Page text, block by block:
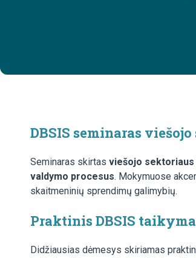
DBSIS seminaras
Seminaras skirtas viešojo
valdymo procesus. Mokymuose
skaitmeninių sprendimų galimybių.
Praktinis DBSIS
Didžiausias dėmesys skiriamas